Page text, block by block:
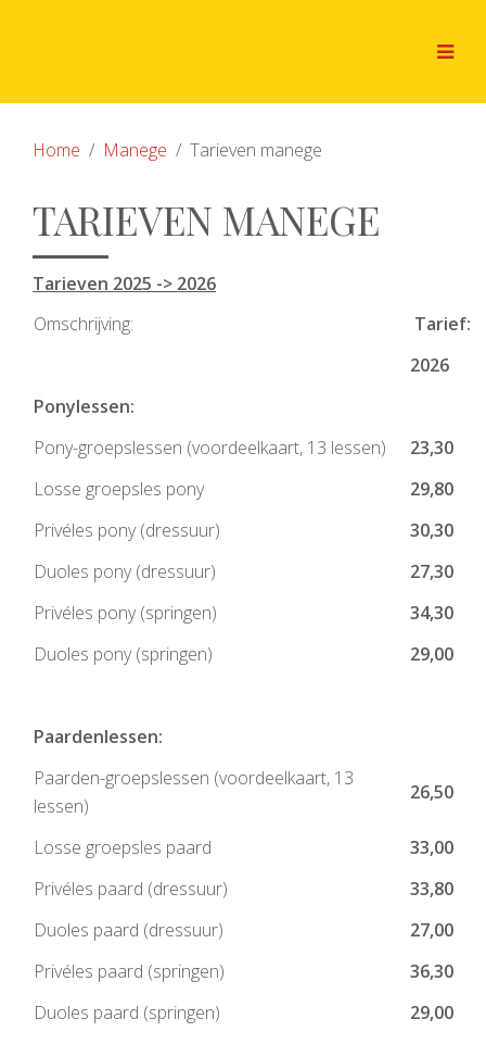
Home Manege Tarieven manege
TARIEVEN MANEGE
Tarieven 2025 -> 2026
Omschrijving:
Tarief:
2026
Ponylessen:
Pony-groepslessen (voordeelkaart, 13 lessen)
23,30
Losse groepsles pony
29,80
Privéles pony (dressuur)
30,30
Duoles pony (dressuur)
27,30
Privéles pony (springen)
34,30
Duoles pony (springen)
29,00
Paardenlessen:
Paarden-groepslessen (voordeelkaart, 13
lessen)
26,50
Losse groepsles paard
33,00
Privéles paard (dressuur)
33,80
Duoles paard (dressuur)
27,00
Privéles paard (springen)
36,30
Duoles paard (springen)
29,00